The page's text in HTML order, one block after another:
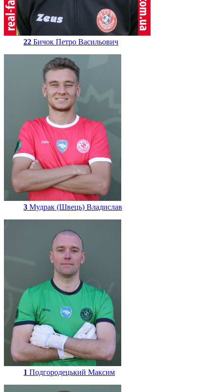
22 Бичок Петро Васильович
3 Мудрак (Швець) Владислав
1 Подгородецький Максим